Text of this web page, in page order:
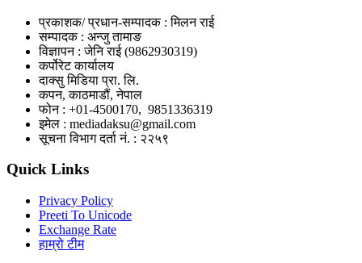
प्रकाशक/ प्रधान-सम्पादक : मिलन राई
सम्पादक : अन्जु तामाङ
विज्ञापन : जेनि राई (9862930319)
कर्पोरेट कार्यालय
दाक्सु मिडिया प्रा. लि.
कपन, काठमाडौं, नेपाल
फोन : +01-4500170, 9851336319
इमेल : mediadaksu@gmail.com
सूचना विभाग दर्ता नं. : २२५९
Quick Links
Privacy Policy
Preeti To Unicode
Exchange Rate
हाम्रो टीम